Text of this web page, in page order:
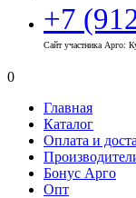
+7
Сайт участника Арго:
0
Главная
Каталог
Оплата и
Бонус Арго
Опт